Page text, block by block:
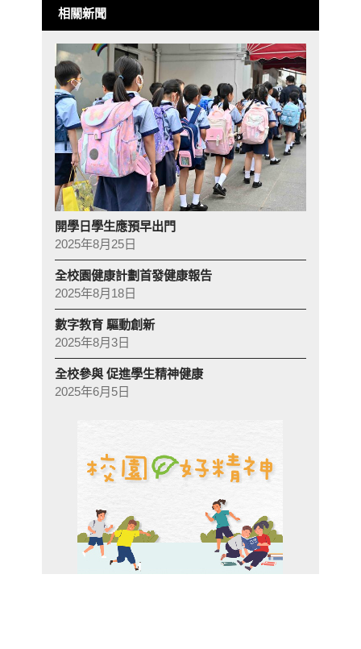
相關新聞
開學日學生應預早出門
2025年8月25日
全校園健康計劃首發健康報告
2025年8月18日
數字教育 驅動創新
2025年8月3日
全校參與 促進學生精神健康
2025年6月5日